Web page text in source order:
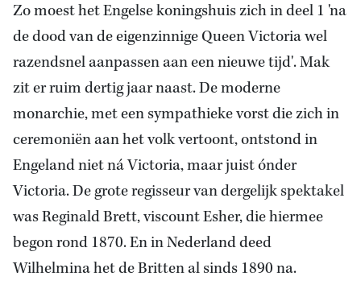
Zo moest het Engelse koningshuis zich in deel 1 'na
de dood van de eigenzinnige Queen Victoria wel
razendsnel aanpassen aan een nieuwe tijd'. Mak
zit er ruim dertig jaar naast. De moderne
monarchie, met een sympathieke vorst die zich in
ceremoniën aan het volk vertoont, ontstond in
Engeland niet ná Victoria, maar juist ónder
Victoria. De grote regisseur van dergelijk spektakel
was Reginald Brett, viscount Esher, die hiermee
begon rond 1870. En in Nederland deed
Wilhelmina het de Britten al sinds 1890 na.